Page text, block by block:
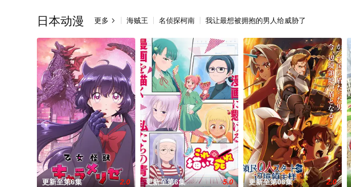
日本动漫 更多  海贼王 名侦探柯南 我让最想被拥抱的男人给威胁了
更新至第6集 2.0 更新至第6集 5.0 更新至第06集 2.0